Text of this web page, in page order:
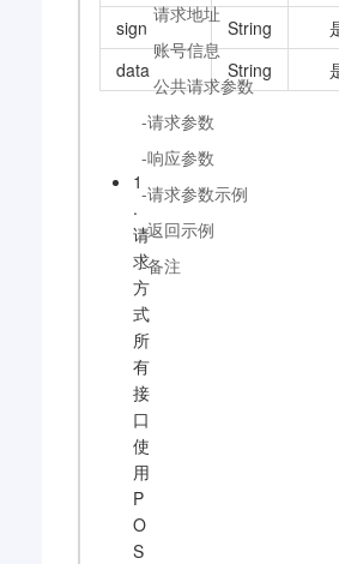
sign
String
data
String
1
.
请
求
方
式
所
有
接
口
使
用
P
O
S
请求地址
账号信息
公共请求参数
-请求参数
-响应参数
-请求参数示例
-返回示例
-备注